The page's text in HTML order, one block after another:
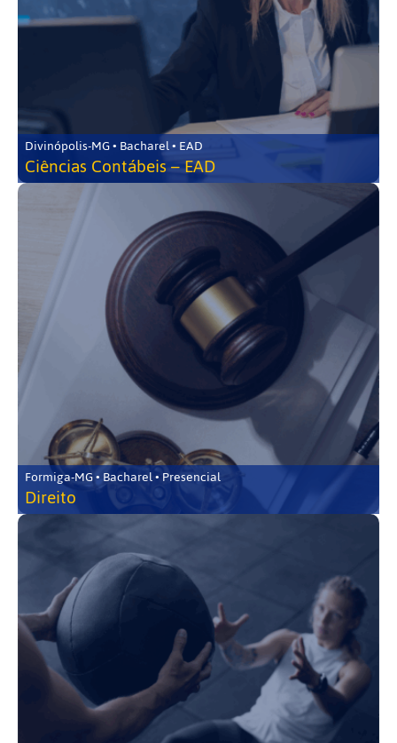
Divinópolis-MG • Bacharel • EAD
Ciências Contábeis – EAD
Formiga-MG • Bacharel • Presencial
Direito